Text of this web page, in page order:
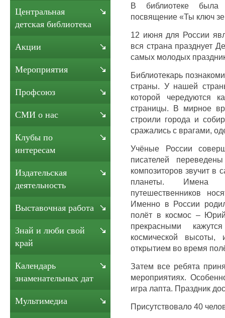
В библиотеке была
посвящение «Ты ключ
12 июня для России
вся страна празднует
самых молодых
Библиотекарь
страны. У нашей
которой чередуются
страницы. В мирное
строили города и
сражались с врагами,
Учёные России
писателей
композиторов звучит в
планеты. Имена
путешественников
Именно в России
полёт в космос –
прекрасными
космической
открытием во время
Затем все ребята
мероприятиях.
игра лапта. Праздник
Присутствовало 40
Центральная
детская библиотека
Акции
Мероприятия
Профсоюз
СМИ о нас
Клубы по
интересам
Издательская
деятельность
Выставочная работа
Знай и люби свой
край
Календарь
знаменательных дат
Мультимедиа